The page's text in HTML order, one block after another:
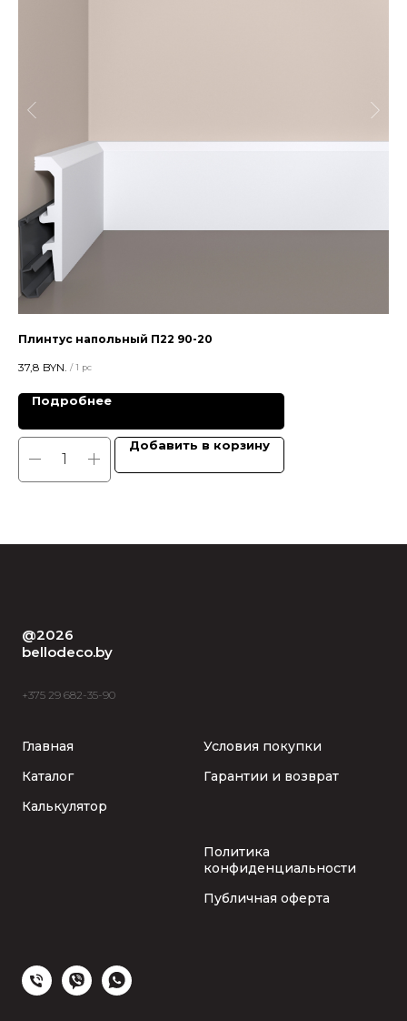
Плинтус напольный П22 90-20
37,8 BYN. / 1 pc
Подробнее
Добавить в корзину
@2026
bellodeco.by
+375 29 682-35-90
Главная
Каталог
Калькулятор
Условия покупки
Гарантии и возврат
Политика
конфиденциальности
Публичная оферта